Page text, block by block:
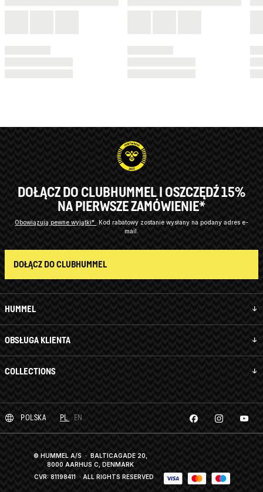
HUMMEL
OBSŁUGA KLIENTA
COLLECTIONS
DOŁĄCZ DO CLUBHUMMEL I OSZCZĘDŹ 15%
NA PIERWSZE ZAMÓWIENIE*
Obowiązują pewne wyjątki* Kod rabatowy zostanie wysłany na podany adres e-
mail.
DOŁĄCZ DO CLUBHUMMEL
POLSKA PL EN
© HUMMEL A/S · BALTICAGADE 20,
8000 AARHUS C, DENMARK
CVR: 81198411 · ALL RIGHTS RESERVED